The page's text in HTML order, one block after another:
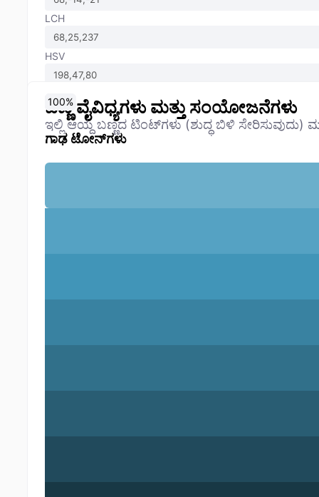
LCH
HSV
ಬಣ್ಣ ವೈವಿಧ್ಯಗಳು ಮತ್ತು ಸಂಯೋಜನೆಗಳು
ಇಲ್ಲಿ ಆಯ್ದ ಬಣ್ಣದ ಟಿಂಟ್‌ಗಳು (ಶುದ್ಧ ಬಿಳಿ ಸೇರಿಸುವುದು)
ಗಾಢ ಟೋನ್‌ಗಳು
0%
10%
20%
30%
40%
50%
60%
70%
80%
90%
100%